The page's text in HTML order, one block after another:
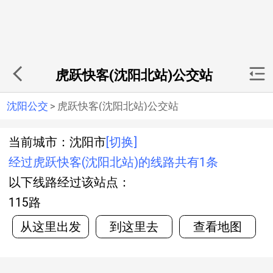
虎跃快客(沈阳北站)公交站
沈阳公交 > 虎跃快客(沈阳北站)公交站
当前城市：沈阳市 [切换]
经过虎跃快客(沈阳北站)的线路共有1条
以下线路经过该站点：
115路
从这里出发
到这里去 查看地图